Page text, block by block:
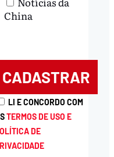
China
LI E CONCORDO COM
TERMOS DE USO E
DE